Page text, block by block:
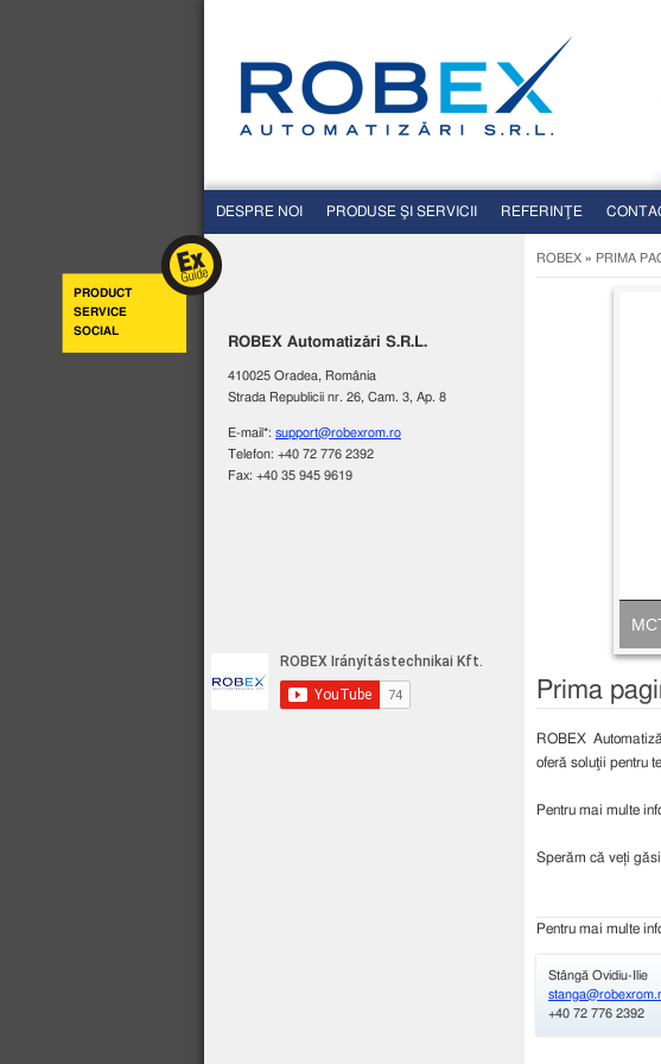
DESPRE NOI PRODUSE ŞI SERVICII REFERINŢE
PRODUCT
SERVICE
SOCIAL
ROBEX Automatizări S.R.L.
410025 Oradea, România
Strada Republicii nr. 26, Cam. 3, Ap. 8
E-mail*: support@robexrom.ro
Telefon: +40 72 776 2392
Fax: +40 35 945 9619
ROBEX » PRIMA
Prima
ROBEX
oferă soluţii pentru
Pentru mai multe
Sperăm că veți
Pentru mai multe
Stângă Ovidiu-Ilie
+40 72 776 2392